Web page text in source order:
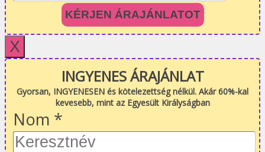
KÉRJEN ÁRAJÁNLATOT
X
INGYENES ÁRAJÁNLAT
Gyorsan, INGYENESEN és kötelezettség nélkül. Akár 60%-kal
kevesebb, mint az Egyesült Királyságban
Nom *